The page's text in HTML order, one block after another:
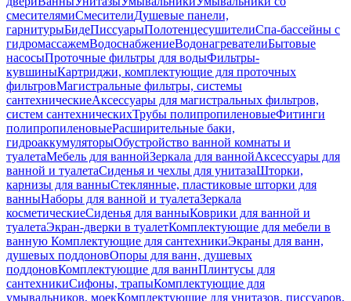
смесителямиСмесителиДушевые панели,
гарнитурыБидеПиссуарыПолотенцесушителиСпа-бассейны с
гидромассажемВодоснабжениеВодонагревателиБытовые
насосыПроточные фильтры для водыФильтры-
кувшиныКартриджи, комплектующие для проточных
фильтровМагистральные фильтры, системы
сантехническиеАксессуары для магистральных фильтров,
систем сантехническихТрубы полипропиленовыеФитинги
полипропиленовыеРасширительные баки,
гидроаккумуляторыОбустройство ванной комнаты и
туалетаМебель для ваннойЗеркала для ваннойАксессуары для
ванной и туалетаСиденья и чехлы для унитазаШторки,
карнизы для ванныСтеклянные, пластиковые шторки для
ванныНаборы для ванной и туалетаЗеркала
косметическиеСиденья для ванныКоврики для ванной и
туалетаЭкран-дверки в туалетКомплектующие для мебели в
ванную Комплектующие для сантехникиЭкраны для ванн,
душевых поддоновОпоры для ванн, душевых
поддоновКомплектующие для ваннПлинтусы для
сантехникиСифоны, трапыКомплектующие для
умывальников, моекКомплектующие для унитазов, писсуаров,